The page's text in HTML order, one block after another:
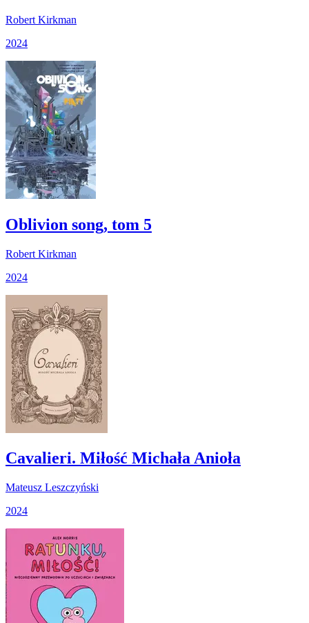
Robert Kirkman
2024
Oblivion song, tom 5
Robert Kirkman
2024
Cavalieri. Miłość Michała Anioła
Mateusz Leszczyński
2024